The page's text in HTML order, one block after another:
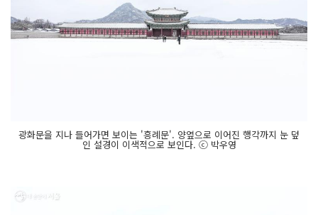
광화문을 지나 들어가면 보이는 '흥례문'. 양옆으로 이어진 행각까지 눈 덮
인 설경이 이색적으로 보인다. ⓒ 박우영